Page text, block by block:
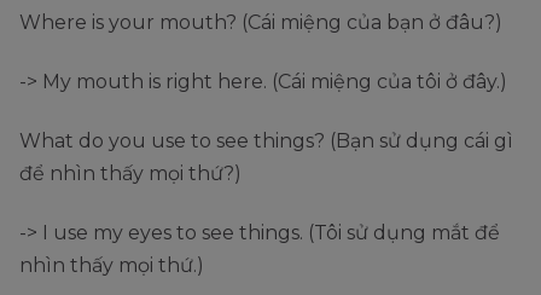
Where is your mouth? (Cái miệng của bạn ở đâu?)
-> My mouth is right here. (Cái miệng của tôi ở đây.)
What do you use to see things? (Bạn sử dụng cái gì
để nhìn thấy mọi thứ?)
-> I use my eyes to see things. (Tôi sử dụng mắt để
nhìn thấy mọi thứ.)